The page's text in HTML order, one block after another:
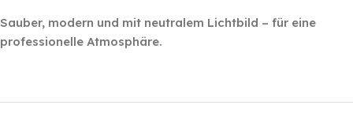
Sauber, modern und mit neutralem Lichtbild – für eine
professionelle Atmosphäre.